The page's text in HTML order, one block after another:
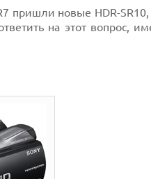
пришли новые HDR-SR10,
на этот вопрос,